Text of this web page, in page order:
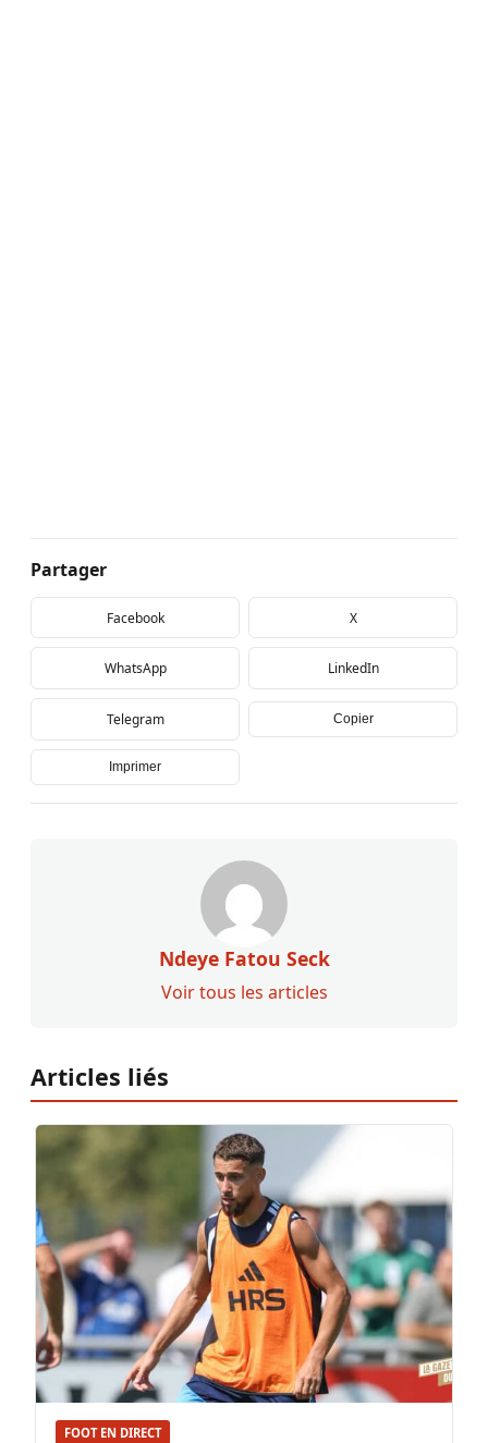
Partager
Facebook X
WhatsApp LinkedIn
Telegram Copier
Imprimer
Ndeye Fatou Seck
Voir tous les articles
Articles liés
FOOT EN DIRECT